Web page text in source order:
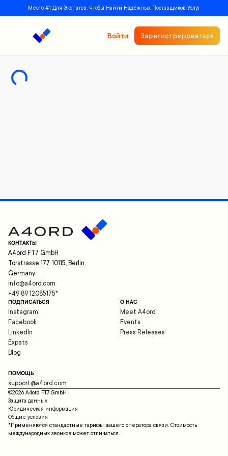
Место #1 Для Экспатов, Чтобы Найти Надёжных Поставщиков Услуг
Войти Зарегистрироваться
КОНТАКТЫ
A4ord FT7 GmbH
Torstrasse 177, 10115, Berlin,
Germany
info@a4ord.com
+49 89 12085175*
ПОДПИСАТЬСЯ
Instagram
Facebook
LinkedIn
Expats
Blog
О НАС
Meet A4ord
Events
Press Releases
ПОМОЩЬ
support@a4ord.com
©2026 A4ord FT7 GmbH
Защита данных
Юридическая информация
Общие условия
*Применяются стандартные тарифы вашего оператора связи. Стоимость
международных звонков может отличаться.